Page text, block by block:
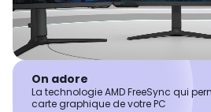
On adore
La technologie AMD FreeSync qui
carte graphique de votre PC